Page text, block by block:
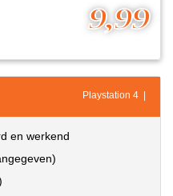
9,99
Playstation 4 |
en werkend